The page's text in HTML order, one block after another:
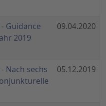
- Guidance
2019
09.04.2020
- Nach sechs
05.12.2019